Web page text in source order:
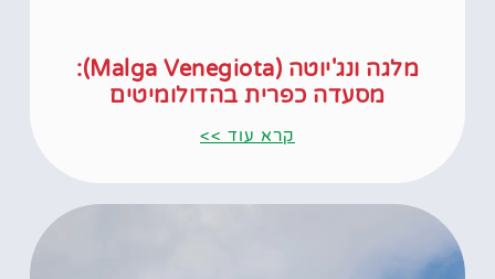
מלגה ונג'יוטה (Malga Venegiota):
מסעדה כפרית בהדולומיטים
קרא עוד >>